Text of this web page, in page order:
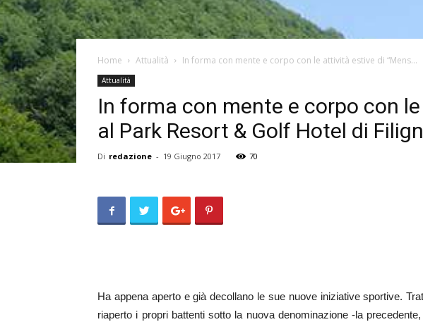
Home Attualità In forma con mente e corpo con le attività estive di “Mens...
Attualità
In forma con mente e corpo con
al Park Resort & Golf Hotel di
Di redazione - 19 Giugno 2017 70
Ha appena aperto e già decollano le sue nuove iniziative sportive.
riaperto i propri battenti sotto la nuova denominazione -la